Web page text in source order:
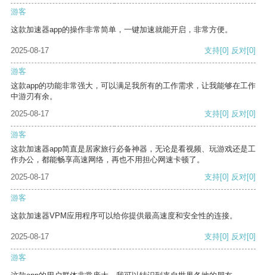
游客
这款加速器app的操作非常简单，一键加速就能开启，非常方便。
2025-08-17 支持[0] 反对[0]
游客
这款app的功能非常强大，可以满足我所有的工作需求，让我能够在工作
中游刃有余。
2025-08-17
支持[0] 反对[0]
游客
这款加速器app简直是居家旅行必备神器，无论是看视频、玩游戏还是工
作办公，都能畅享高速网络，再也不用担心网速卡顿了。
2025-08-17
支持[0] 反对[0]
游客
这款加速器VPM应用程序可以给你提供最高速度和安全性的连接。
2025-08-17 支持[0] 反对[0]
游客